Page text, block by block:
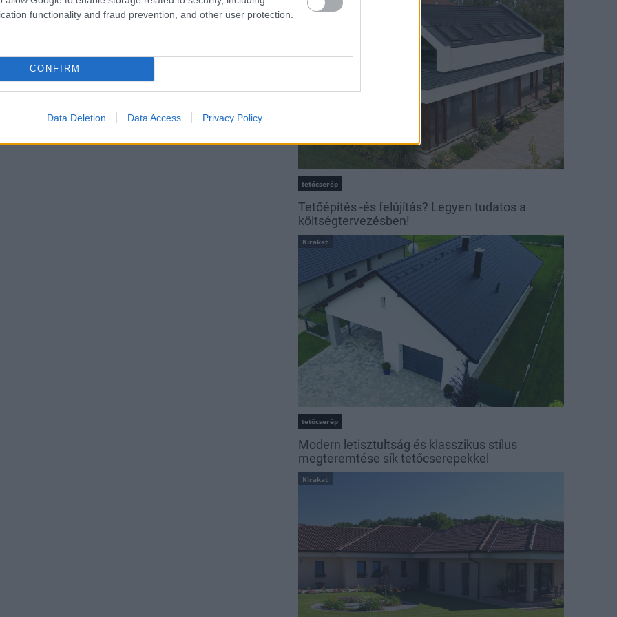
functionality and fraud prevention, and other user protection.
CONFIRM
Data Deletion Data Access Privacy Policy
Kirakat
tetőcserép
Tetőépítés -és felújítás? Legyen tudatos a
költségtervezésben!
Kirakat
tetőcserép
Modern letisztultság és klasszikus stílus
megteremtése sík tetőcserepekkel
Kirakat